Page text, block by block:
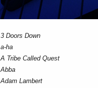
3 Doors Down
a-ha
A Tribe Called Quest
Abba
Adam Lambert